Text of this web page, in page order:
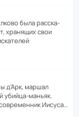
была расска­
хранящих свои
д’Арк, маршал
убийца-маньяк.
Иисуса…